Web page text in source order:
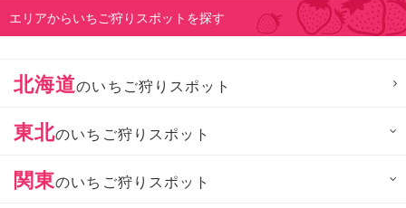
エリアからいちご狩りスポットを探す
北海道のいちご狩りスポット
東北のいちご狩りスポット
関東のいちご狩りスポット